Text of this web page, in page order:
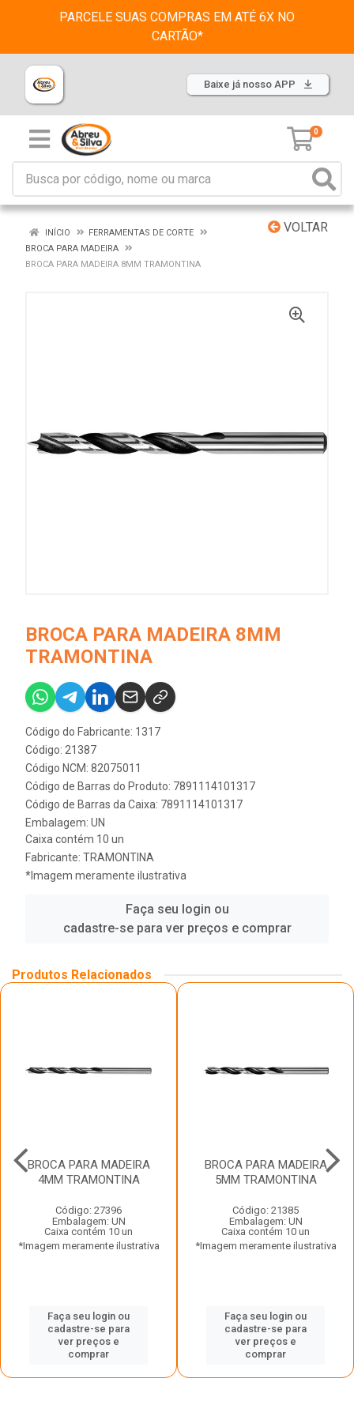
PARCELE SUAS COMPRAS EM ATÉ 6X NO
CARTÃO*
Baixe já nosso APP
0
VOLTAR
INÍCIO
FERRAMENTAS DE CORTE
BROCA PARA MADEIRA
BROCA PARA MADEIRA 8MM TRAMONTINA
BROCA PARA MADEIRA 8MM
TRAMONTINA
Código do Fabricante: 1317
Código: 21387
Código NCM: 82075011
Código de Barras do Produto: 7891114101317
Código de Barras da Caixa: 7891114101317
Embalagem: UN
Caixa contém 10 un
Fabricante: TRAMONTINA
*Imagem meramente ilustrativa
Faça seu login ou
cadastre-se para ver preços e comprar
Produtos Relacionados
BROCA PARA MADEIRA
4MM TRAMONTINA
Código: 27396
Embalagem: UN
Caixa contém 10 un
*Imagem meramente ilustrativa
Faça seu login ou
cadastre-se para
ver preços e
comprar
BROCA PARA MADEIRA
5MM TRAMONTINA
Código: 21385
Embalagem: UN
Caixa contém 10 un
*Imagem meramente ilustrativa
Faça seu login ou
cadastre-se para
ver preços e
comprar